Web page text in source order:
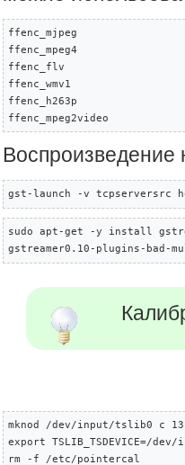
ffenc_mjpeg
ffenc_mpeg4
ffenc_flv
ffenc_wmv1
ffenc_h263p
ffenc_mpeg2video
Воспроизведение
gst-launch -v tcpserversrc
sudo apt-get -y install
gstreamer0.10-plugins-bad-
mknod /dev/input/tslib0 c
export TSLIB_TSDEVICE=/
rm -f /etc/pointercal